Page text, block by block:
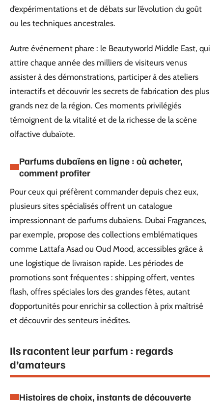
d’expérimentations et de débats sur l’évolution du goût
ou les techniques ancestrales.
Autre événement phare : le Beautyworld Middle East, qui
attire chaque année des milliers de visiteurs venus
assister à des démonstrations, participer à des ateliers
interactifs et découvrir les secrets de fabrication des plus
grands nez de la région. Ces moments privilégiés
témoignent de la vitalité et de la richesse de la scène
olfactive dubaïote.
Parfums dubaïens en ligne : où acheter,
comment profiter
Pour ceux qui préfèrent commander depuis chez eux,
plusieurs sites spécialisés offrent un catalogue
impressionnant de parfums dubaïens. Dubai Fragrances,
par exemple, propose des collections emblématiques
comme Lattafa Asad ou Oud Mood, accessibles grâce à
une logistique de livraison rapide. Les périodes de
promotions sont fréquentes : shipping offert, ventes
flash, offres spéciales lors des grandes fêtes, autant
d’opportunités pour enrichir sa collection à prix maîtrisé
et découvrir des senteurs inédites.
Ils racontent leur parfum : regards
d’amateurs
Histoires de choix, instants de découverte